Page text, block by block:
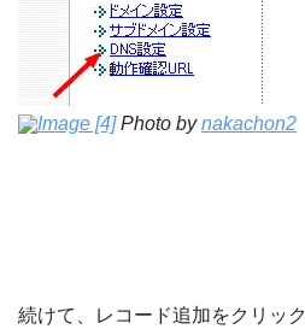
Image [4]Photo bynakachon2
続けて、レコード追加をクリック